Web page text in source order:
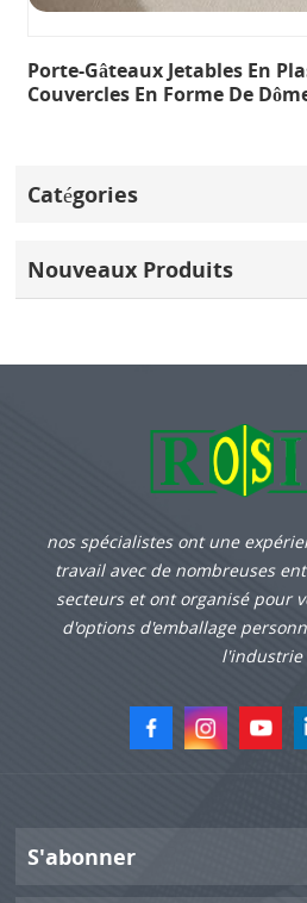
Porte-Gâteaux Jetables En
Couvercles En Forme De
Catégories
Nouveaux Produits
nos spécialistes ont une
travail avec de nombreuses
secteurs et ont organisé pour
d'options d'emballage
l'industrie
S'abonner